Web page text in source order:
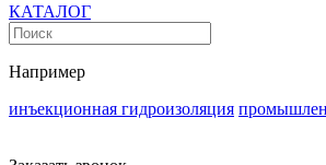
КАТАЛОГ
Например
инъекционная гидроизоляция